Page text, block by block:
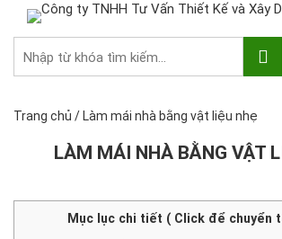
Trang chủ / Làm mái nhà bằng vật liệu nhẹ
LÀM MÁI NHÀ BẰNG VẬT
Mục lục chi tiết ( Click để chuyển